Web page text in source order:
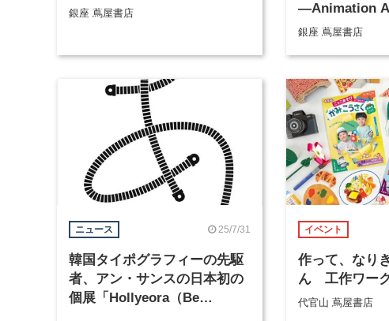
銀座 蔦屋書店
―Animation
Exhibition」
銀座 蔦屋書店
ニュース 25/7/31
韓国タイポグラフィーの先駆
者、アン・サンスの日本初の
個展「Hollyeora（Be
イベント
作って、なり
ん 工作ワー
代官山 蔦屋書店